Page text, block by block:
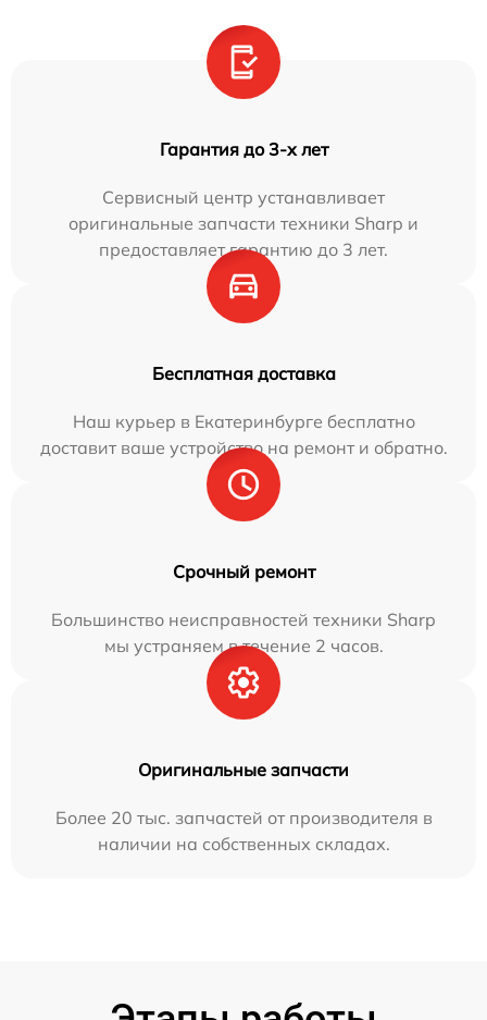
Гарантия до 3-х лет
Сервисный центр устанавливает
оригинальные запчасти техники Sharp и
предоставляет гарантию до 3 лет.
Бесплатная доставка
Наш курьер в Екатеринбурге бесплатно
доставит ваше устройство на ремонт и обратно.
Срочный ремонт
Большинство неисправностей техники Sharp
мы устраняем в течение 2 часов.
Оригинальные запчасти
Более 20 тыс. запчастей от производителя в
наличии на собственных складах.